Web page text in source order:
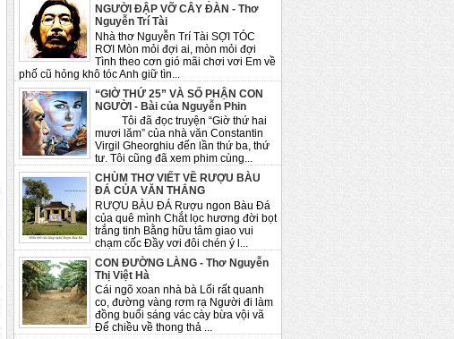
NGƯỜI ĐẬP VỠ CÂY ĐÀN - Thơ
Nguyễn Trí Tài
Nhà thơ Nguyễn Trí Tài SỢI TÓC
RƠI Mòn mỏi đợi ai, mòn mỏi đợi
Tình theo cơn gió mãi chơi vơi Em về
phố cũ hỏng khô tóc Anh giữ tìn...
“GIỜ THỨ 25” VÀ SỐ PHẬN CON
NGƯỜI - Bài của Nguyễn Phin
Tôi đã đọc truyện “Giờ thứ hai
mươi lăm” của nhà văn Constantin
Virgil Gheorghiu đến lần thứ ba, thứ
tư. Tôi cũng đã xem phim cùng...
CHÙM THƠ VIẾT VỀ RƯỢU BÀU
ĐÁ CỦA VĂN THẮNG
RƯỢU BÀU ĐÁ Rượu ngon Bàu Đá
của quê mình Chắt lọc hương đời bọt
trắng tinh Bằng hữu tâm giao vui
chạm cốc Đầy vơi đôi chén ý l...
CON ĐƯỜNG LÀNG - Thơ Nguyễn
Thị Việt Hà
Cái ngõ xoan nhà bà Lối rất quanh
co, đường vàng rơm rạ Người đi làm
đồng buổi sáng vác cày bừa vội vã
Để chiều về thong thả ...